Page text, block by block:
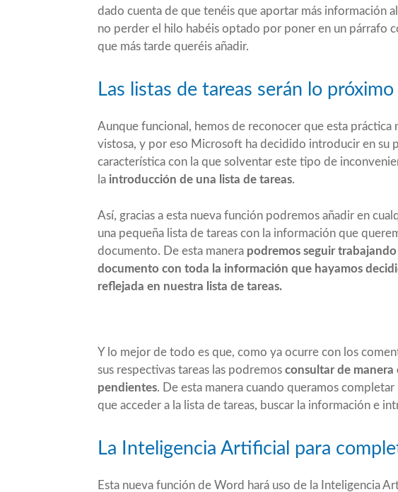
dado cuenta de que tenéis que aportar más información
no perder el hilo habéis optado por poner en un párrafo
que más tarde queréis añadir.
Las listas de tareas serán lo
Aunque funcional, hemos de reconocer que esta práctica
vistosa, y por eso Microsoft ha decidido introducir en su
característica con la que solventar este tipo de
la introducción de una lista de tareas.
Así, gracias a esta nueva función podremos añadir en
una pequeña lista de tareas con la información que
documento. De esta manera podremos seguir
documento con toda la información que hayamos
reflejada en nuestra lista de tareas.
Y lo mejor de todo es que, como ya ocurre con los
sus respectivas tareas las podremos consultar de manera
pendientes. De esta manera cuando queramos
que acceder a la lista de tareas, buscar la información e
La Inteligencia Artificial para
Esta nueva función de Word hará uso de la Inteligencia